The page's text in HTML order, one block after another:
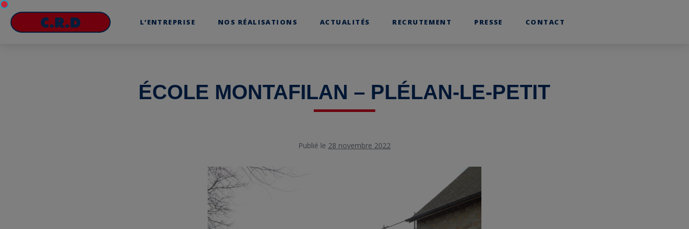
L’ENTREPRISE NOS RÉALISATIONS ACTUALITÉS RECRUTEMENT PRESSE CONTACT
ÉCOLE MONTAFILAN – PLÉLAN-LE-PETIT
Publié le 28 novembre 2022